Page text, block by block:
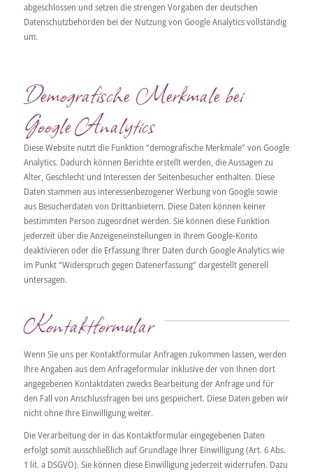
abgeschlossen und setzen die strengen Vorgaben der deutschen
Datenschutzbehörden bei der Nutzung von Google Analytics vollständig
um.
Demografische Merkmale bei
Google Analytics
Diese Website nutzt die Funktion “demografische Merkmale” von Google
Analytics. Dadurch können Berichte erstellt werden, die Aussagen zu
Alter, Geschlecht und Interessen der Seitenbesucher enthalten. Diese
Daten stammen aus interessenbezogener Werbung von Google sowie
aus Besucherdaten von Drittanbietern. Diese Daten können keiner
bestimmten Person zugeordnet werden. Sie können diese Funktion
jederzeit über die Anzeigeneinstellungen in Ihrem Google-Konto
deaktivieren oder die Erfassung Ihrer Daten durch Google Analytics wie
im Punkt “Widerspruch gegen Datenerfassung” dargestellt generell
untersagen.
Kontaktformular
Wenn Sie uns per Kontaktformular Anfragen zukommen lassen, werden
Ihre Angaben aus dem Anfrageformular inklusive der von Ihnen dort
angegebenen Kontaktdaten zwecks Bearbeitung der Anfrage und für
den Fall von Anschlussfragen bei uns gespeichert. Diese Daten geben wir
nicht ohne Ihre Einwilligung weiter.
Die Verarbeitung der in das Kontaktformular eingegebenen Daten
erfolgt somit ausschließlich auf Grundlage Ihrer Einwilligung (Art. 6 Abs.
1 lit. a DSGVO). Sie können diese Einwilligung jederzeit widerrufen. Dazu